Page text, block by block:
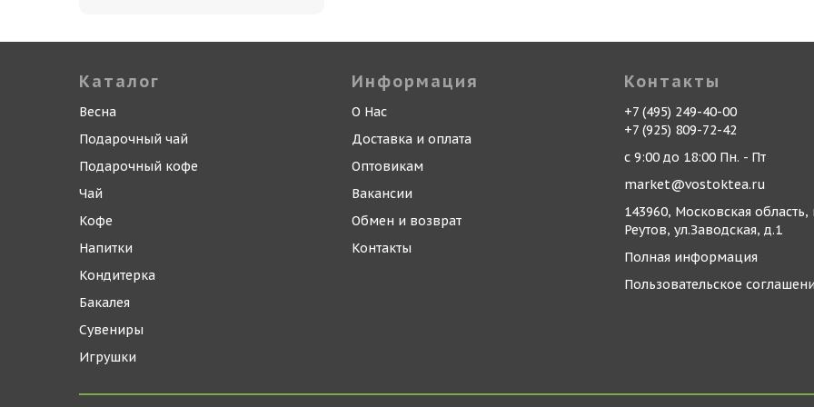
Каталог
Весна
Подарочный чай
Подарочный кофе
Чай
Кофе
Напитки
Кондитерка
Бакалея
Сувениры
Игрушки
Информация
О Нас
Доставка и оплата
Оптовикам
Вакансии
Обмен и возврат
Контакты
Контакты
+7 (495) 249-40-00
+7 (925) 809-72-42
с 9:00 до 18:00 Пн. - Пт
market@vostoktea.ru
143960, Московская область,
Реутов, ул.Заводская, д.1
Полная информация
Пользовательское